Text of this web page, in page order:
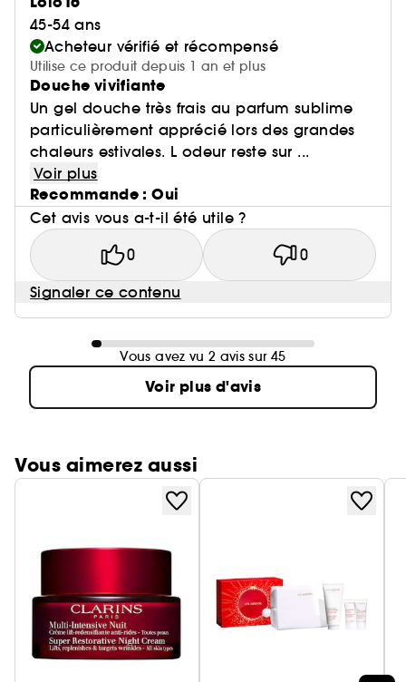
45-54 ans
Acheteur vérifié et récompensé
Utilise ce produit depuis 1 an et plus
Douche vivifiante
Un gel douche très frais au parfum sublime
particulièrement apprécié lors des grandes
chaleurs estivales. L odeur reste sur ...
Voir plus
Recommande : Oui
Cet avis vous a-t-il été utile ?
0 0
Signaler ce contenu
Vous avez vu 2 avis sur 45
Voir plus d'avis
Vous aimerez aussi